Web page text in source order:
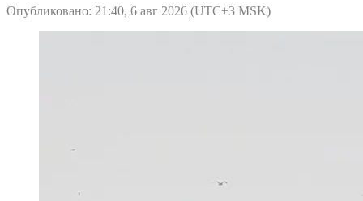
Опубликовано: 21:40, 6 авг 2026 (UTC+3 MSK)